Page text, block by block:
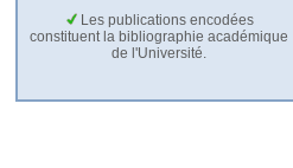
Les publications encodées
constituent la bibliographie académique
de l'Université.